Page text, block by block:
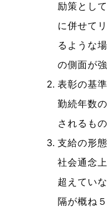
励策とし
に併せて
るような
の側面が
表彰の基準
勤続年数
されるもの
支給の形態
社会通念
超えてい
隔が概ね